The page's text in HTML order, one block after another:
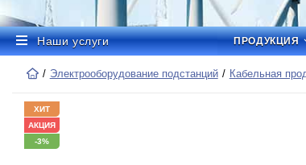
Наши услуги ПРОДУКЦИЯ
Электрооборудование подстанций Кабельная
ХИТ
АКЦИЯ
-3%